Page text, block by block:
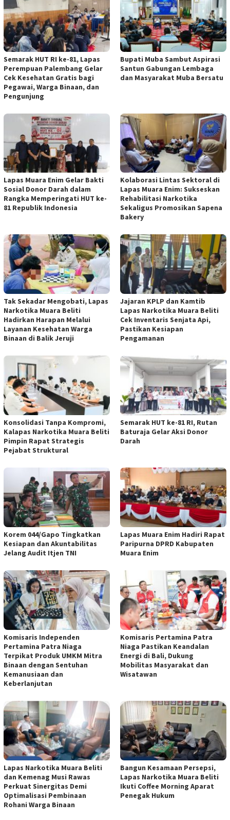
Semarak HUT RI ke-81, Lapas
Perempuan Palembang Gelar
Cek Kesehatan Gratis bagi
Pegawai, Warga Binaan, dan
Pengunjung
Bupati Muba Sambut Aspirasi
Santun Gabungan Lembaga
dan Masyarakat Muba Bersatu
Lapas Muara Enim Gelar Bakti
Sosial Donor Darah dalam
Rangka Memperingati HUT ke-
81 Republik Indonesia
Kolaborasi Lintas Sektoral di
Lapas Muara Enim: Sukseskan
Rehabilitasi Narkotika
Sekaligus Promosikan Sapena
Bakery
Tak Sekadar Mengobati, Lapas
Narkotika Muara Beliti
Hadirkan Harapan Melalui
Layanan Kesehatan Warga
Binaan di Balik Jeruji
Jajaran KPLP dan Kamtib
Lapas Narkotika Muara Beliti
Cek Inventaris Senjata Api,
Pastikan Kesiapan
Pengamanan
Konsolidasi Tanpa Kompromi,
Kalapas Narkotika Muara Beliti
Pimpin Rapat Strategis
Pejabat Struktural
Semarak HUT ke-81 RI, Rutan
Baturaja Gelar Aksi Donor
Darah
Korem 044/Gapo Tingkatkan
Kesiapan dan Akuntabilitas
Jelang Audit Itjen TNI
Lapas Muara Enim Hadiri Rapat
Paripurna DPRD Kabupaten
Muara Enim
Komisaris Independen
Pertamina Patra Niaga
Terpikat Produk UMKM Mitra
Binaan dengan Sentuhan
Kemanusiaan dan
Keberlanjutan
Komisaris Pertamina Patra
Niaga Pastikan Keandalan
Energi di Bali, Dukung
Mobilitas Masyarakat dan
Wisatawan
Lapas Narkotika Muara Beliti
dan Kemenag Musi Rawas
Perkuat Sinergitas Demi
Optimalisasi Pembinaan
Rohani Warga Binaan
Bangun Kesamaan Persepsi,
Lapas Narkotika Muara Beliti
Ikuti Coffee Morning Aparat
Penegak Hukum